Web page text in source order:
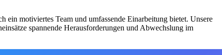
motiviertes Team und umfassende Einarbeitung bietet. Unsere
spannende Herausforderungen und Abwechslung im